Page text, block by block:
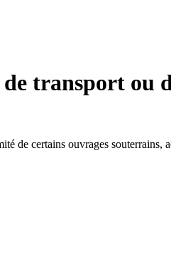
transport ou
certains ouvrages souterrains,